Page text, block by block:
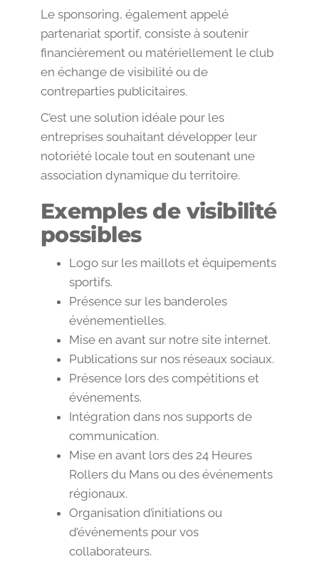
Le sponsoring, également appelé
partenariat sportif, consiste à soutenir
financièrement ou matériellement le club
en échange de visibilité ou de
contreparties publicitaires.
C’est une solution idéale pour les
entreprises souhaitant développer leur
notoriété locale tout en soutenant une
association dynamique du territoire.
Exemples de visibilité
possibles
Logo sur les maillots et équipements
sportifs.
Présence sur les banderoles
événementielles.
Mise en avant sur notre site internet.
Publications sur nos réseaux sociaux.
Présence lors des compétitions et
événements.
Intégration dans nos supports de
communication.
Mise en avant lors des 24 Heures
Rollers du Mans ou des événements
régionaux.
Organisation d’initiations ou
d’événements pour vos
collaborateurs.